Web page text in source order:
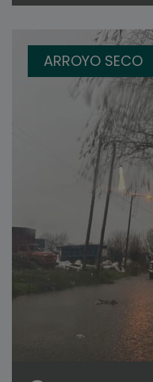
ARROYO SECO